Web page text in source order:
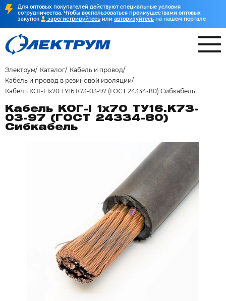
Для оптовых покупателей действуют специальные условия
сотрудничества. Чтобы воспользоваться преимуществами оптовых
закупок
зарегистрируйтесь или авторизуйтесь на нашем портале
Электрум Каталог
Кабель и провод
Кабель и провод в резиновой изоляции
Кабель КОГ-I 1х70 ТУ16.К73-03-97 (ГОСТ 24334-80) Сибкабель
Кабель КОГ-I 1х70 ТУ16.К73-
03-97 (ГОСТ 24334-80)
Сибкабель